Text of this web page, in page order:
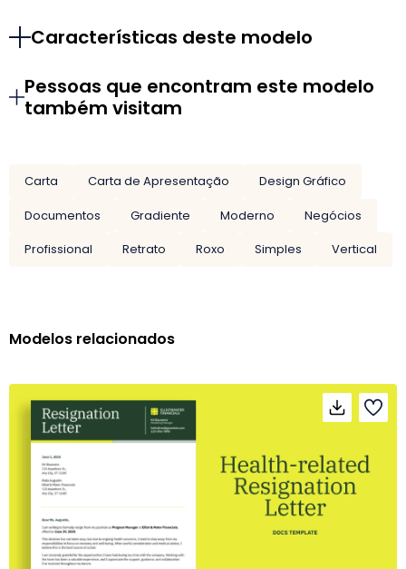
Características deste modelo
Pessoas que encontram este modelo
também visitam
Carta Carta de Apresentação
Design Gráfico
Documentos
Gradiente Moderno
Negócios
Profissional
Retrato Roxo Simples Vertical
Modelos relacionados